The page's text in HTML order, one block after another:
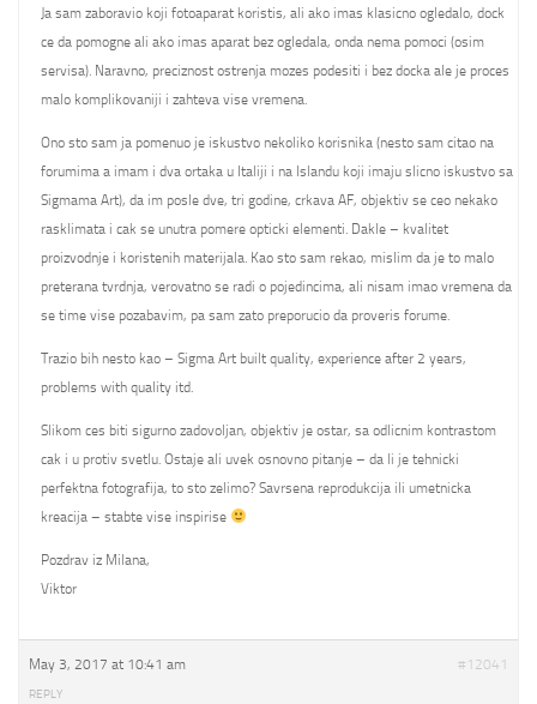
Ja sam zaboravio koji fotoaparat koristis, ali ako imas klasicno ogledalo, dock
ce da pomogne ali ako imas aparat bez ogledala, onda nema pomoci (osim
servisa). Naravno, preciznost ostrenja mozes podesiti i bez docka ale je proces
malo komplikovaniji i zahteva vise vremena.
Ono sto sam ja pomenuo je iskustvo nekoliko korisnika (nesto sam citao na
forumima a imam i dva ortaka u Italiji i na Islandu koji imaju slicno iskustvo sa
Sigmama Art), da im posle dve, tri godine, crkava AF, objektiv se ceo nekako
rasklimata i cak se unutra pomere opticki elementi. Dakle – kvalitet
proizvodnje i koristenih materijala. Kao sto sam rekao, mislim da je to malo
preterana tvrdnja, verovatno se radi o pojedincima, ali nisam imao vremena da
se time vise pozabavim, pa sam zato preporucio da proveris forume.
Trazio bih nesto kao – Sigma Art built quality, experience after 2 years,
problems with quality itd.
Slikom ces biti sigurno zadovoljan, objektiv je ostar, sa odlicnim kontrastom
cak i u protiv svetlu. Ostaje ali uvek osnovno pitanje – da li je tehnicki
perfektna fotografija, to sto zelimo? Savrsena reprodukcija ili umetnicka
kreacija – stabte vise inspirise
Pozdrav iz Milana,
Viktor
May 3, 2017 at 10:41 am #12041
REPLY